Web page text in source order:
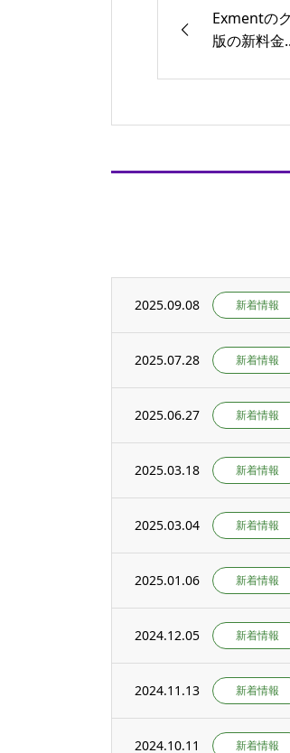
Exmentの
版の新料金
2025.09.08 新着情報
2025.07.28 新着情報
2025.06.27 新着情報
2025.03.18 新着情報
2025.03.04 新着情報
2025.01.06 新着情報
2024.12.05 新着情報
2024.11.13 新着情報
2024.10.11 新着情報